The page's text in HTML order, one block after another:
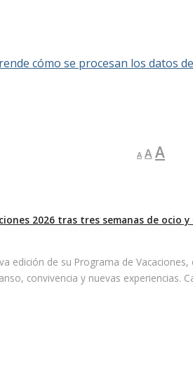
cómo se procesan los datos
A
Reducir
tamaño
A
tamaño
A
2026 tras tres semanas de ocio
edición de su Programa de
convivencia y nuevas